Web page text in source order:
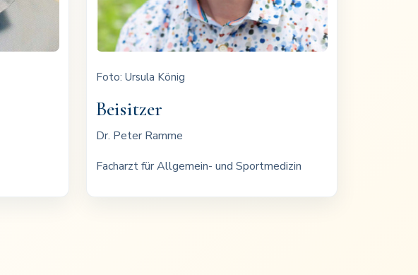
Foto: Ursula König
Beisitzer
Dr. Peter Ramme
Facharzt für Allgemein- und Sportmedizin